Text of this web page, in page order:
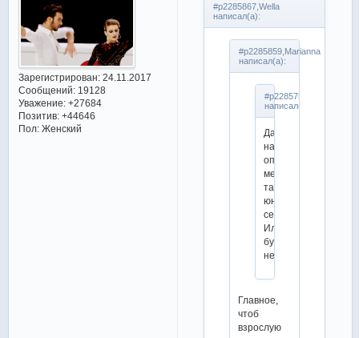
Зарегистрирован: 24.11.2017
Сообщений:19128
Уважение: +27684
Позитив: +44646
Пол:Женский
#p2285867,Wella
написал(а):
#p2285859,Marianna
написал(а):
#p2285752,Lindsey
написал(а):
Да
накроется
опять
медным
тазом
юниорская
серия.
Или
будет
неполноценная.
Главное,
чтоб
взрослую